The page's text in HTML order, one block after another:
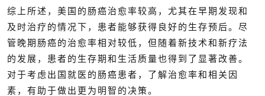
综上所述，美国的肠癌治愈率较高，尤其在早期发现和
及时治疗的情况下，患者能够获得良好的生存预后。尽
管晚期肠癌的治愈率相对较低，但随着新技术和新疗法
的发展，患者的生存期和生活质量也得到了显著改善。
对于考虑出国就医的肠癌患者，了解治愈率和相关因
素，有助于做出更为明智的决策。